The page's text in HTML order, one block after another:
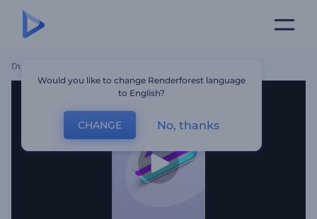
Главная
Would you like to change Renderforest language
to English?
CHANGE No, thanks